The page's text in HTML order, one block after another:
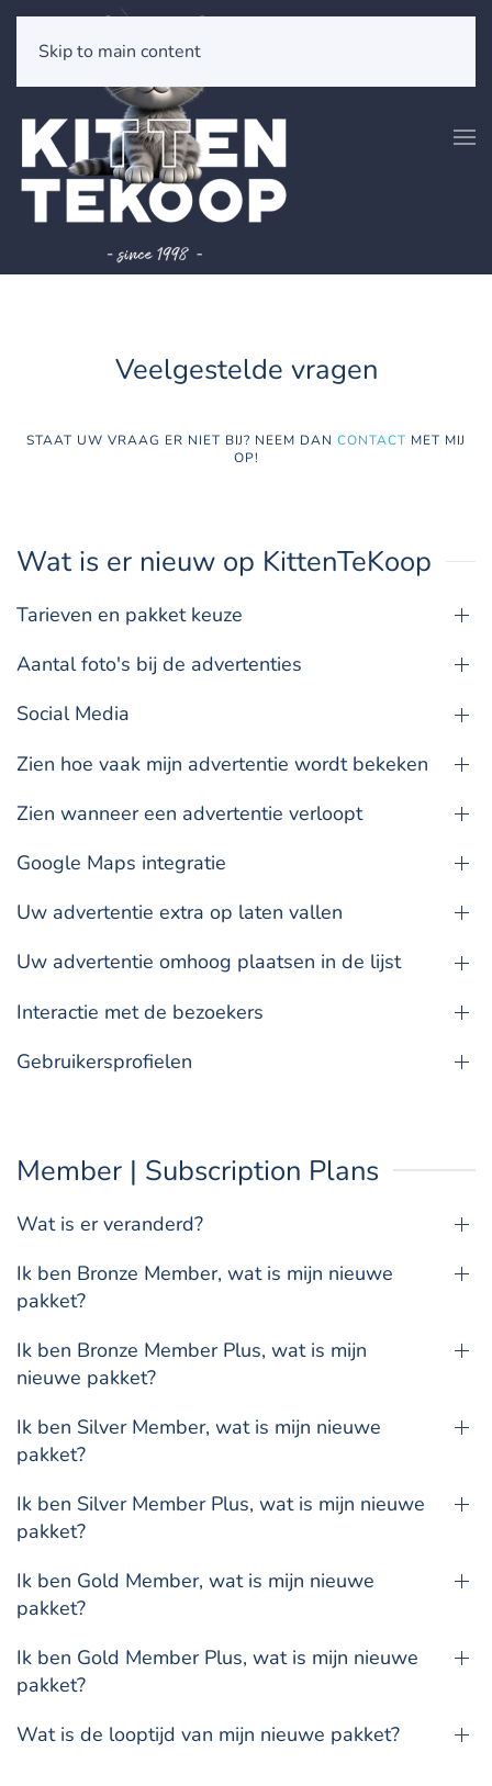
Skip to main content
Veelgestelde vragen
STAAT UW VRAAG ER NIET BIJ? NEEM DAN CONTACT MET MIJ
OP!
Wat is er nieuw op KittenTeKoop
Tarieven en pakket keuze
Aantal foto's bij de advertenties
Social Media
Zien hoe vaak mijn advertentie wordt bekeken
Zien wanneer een advertentie verloopt
Google Maps integratie
Uw advertentie extra op laten vallen
Uw advertentie omhoog plaatsen in de lijst
Interactie met de bezoekers
Gebruikersprofielen
Member | Subscription Plans
Wat is er veranderd?
Ik ben Bronze Member, wat is mijn nieuwe
pakket?
Ik ben Bronze Member Plus, wat is mijn
nieuwe pakket?
Ik ben Silver Member, wat is mijn nieuwe
pakket?
Ik ben Silver Member Plus, wat is mijn nieuwe
pakket?
Ik ben Gold Member, wat is mijn nieuwe
pakket?
Ik ben Gold Member Plus, wat is mijn nieuwe
pakket?
Wat is de looptijd van mijn nieuwe pakket?